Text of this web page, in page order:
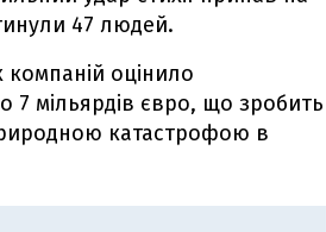
47 людей.
оцінило
7 мільярдів євро, що зробить
катастрофою в